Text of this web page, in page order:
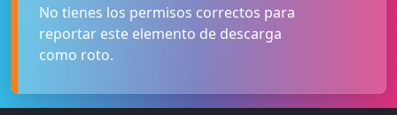
No tienes los permisos correctos para
reportar este elemento de descarga
como roto.